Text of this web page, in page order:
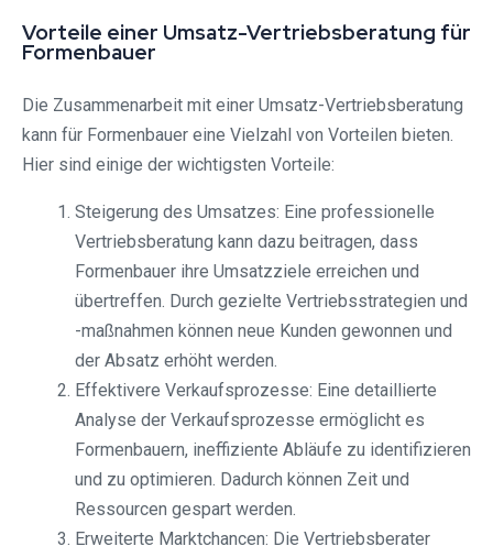
Vorteile einer Umsatz-Vertriebsberatung für
Formenbauer
Die Zusammenarbeit mit einer Umsatz-Vertriebsberatung
kann für Formenbauer eine Vielzahl von Vorteilen bieten.
Hier sind einige der wichtigsten Vorteile:
Steigerung des Umsatzes: Eine professionelle
Vertriebsberatung kann dazu beitragen, dass
Formenbauer ihre Umsatzziele erreichen und
übertreffen. Durch gezielte Vertriebsstrategien und
-maßnahmen können neue Kunden gewonnen und
der Absatz erhöht werden.
Effektivere Verkaufsprozesse: Eine detaillierte
Analyse der Verkaufsprozesse ermöglicht es
Formenbauern, ineffiziente Abläufe zu identifizieren
und zu optimieren. Dadurch können Zeit und
Ressourcen gespart werden.
Erweiterte Marktchancen: Die Vertriebsberater